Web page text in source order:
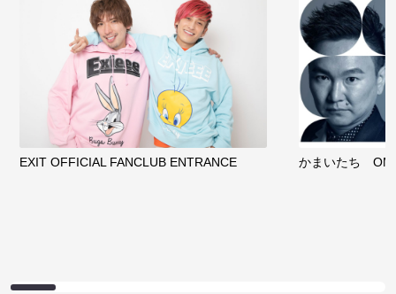
EXIT OFFICIAL FANCLUB ENTRANCE かまいたち